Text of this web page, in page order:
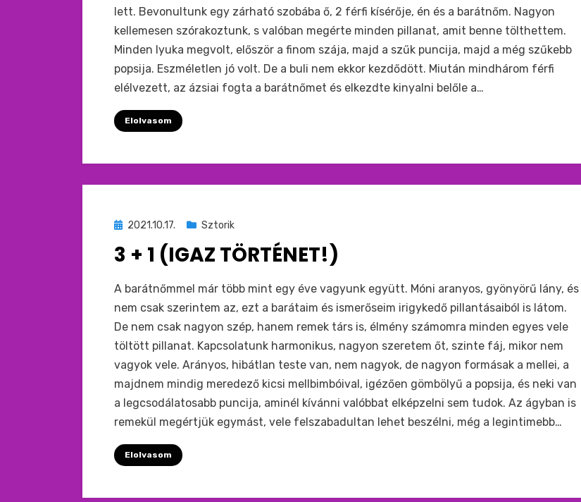
lett. Bevonultunk egy zárható szobába ő, 2 férfi kísérője, én és a barátnőm. Nagyon
kellemesen szórakoztunk, s valóban megérte minden pillanat, amit benne tölthettem.
Minden lyuka megvolt, először a finom szája, majd a szűk puncija, majd a még szűkebb
popsija. Eszméletlen jó volt. De a buli nem ekkor kezdődött. Miután mindhárom férfi
elélvezett, az ázsiai fogta a barátnőmet és elkezdte kinyalni belőle a…
Elolvasom
Beküldve
:
2021.10.17. Sztorik
3 + 1 (IGAZ TÖRTÉNET!)
bymonkey
A barátnőmmel már több mint egy éve vagyunk együtt. Móni aranyos, gyönyörű lány, és
nem csak szerintem az, ezt a barátaim és ismerőseim irigykedő pillantásaiból is látom.
De nem csak nagyon szép, hanem remek társ is, élmény számomra minden egyes vele
töltött pillanat. Kapcsolatunk harmonikus, nagyon szeretem őt, szinte fáj, mikor nem
vagyok vele. Arányos, hibátlan teste van, nem nagyok, de nagyon formásak a mellei, a
majdnem mindig meredező kicsi mellbimbóival, igézően gömbölyű a popsija, és neki van
a legcsodálatosabb puncija, aminél kívánni valóbbat elképzelni sem tudok. Az ágyban is
remekül megértjük egymást, vele felszabadultan lehet beszélni, még a legintimebb…
Elolvasom